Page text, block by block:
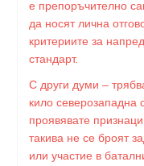
е препоръчително
да носят лична
критериите за
стандарт.
С други думи –
кило северозападна
проявявате
такива не се броят
или участие в